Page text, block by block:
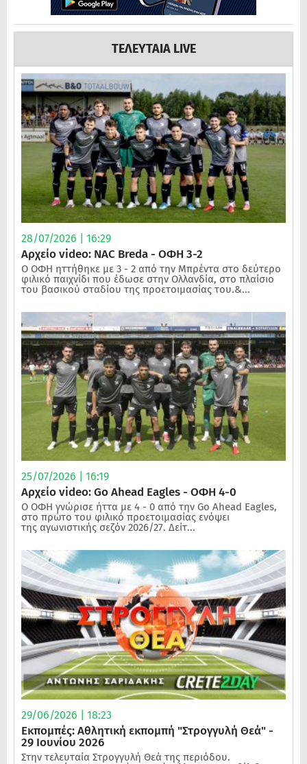
ΤΕΛΕΥΤΑΙΑ LIVE
28/07/2026 | 16:29
Αρχείο video: NAC Breda - ΟΦΗ 3-2
Ο ΟΦΗ ηττήθηκε με 3 - 2 από την Μπρέντα στο δεύτερο
φιλικό παιχνίδι που έδωσε στην Ολλανδία, στο πλαίσιο
του βασικού σταδίου της προετοιμασίας του.&...
25/07/2026 | 16:19
Αρχείο video: Go Ahead Eagles - ΟΦΗ 4-0
Ο ΟΦΗ γνώρισε ήττα με 4 - 0 από την Go Ahead Eagles,
στο πρώτο του φιλικό προετοιμασίας ενόψει
της αγωνιστικής σεζόν 2026/27. Δείτ...
29/06/2026 | 18:23
Εκπομπές: Αθλητική εκπομπή "Στρογγυλή Θεά" -
29 Ιουνίου 2026
Στην τελευταία Στρογγυλή Θεά της περιόδου.